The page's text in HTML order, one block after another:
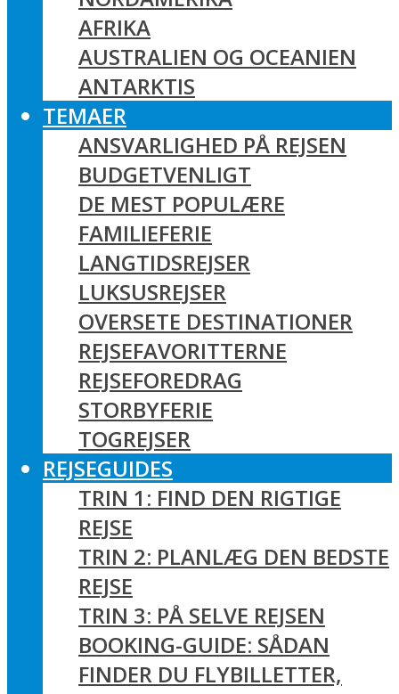
AFRIKA
AUSTRALIEN OG OCEANIEN
ANTARKTIS
TEMAER
ANSVARLIGHED PÅ REJSEN
BUDGETVENLIGT
DE MEST POPULÆRE
FAMILIEFERIE
LANGTIDSREJSER
LUKSUSREJSER
OVERSETE DESTINATIONER
REJSEFAVORITTERNE
REJSEFOREDRAG
STORBYFERIE
TOGREJSER
REJSEGUIDES
TRIN 1: FIND DEN RIGTIGE
REJSE
TRIN 2: PLANLÆG DEN BEDSTE
REJSE
TRIN 3: PÅ SELVE REJSEN
BOOKING-GUIDE: SÅDAN
FINDER DU FLYBILLETTER,